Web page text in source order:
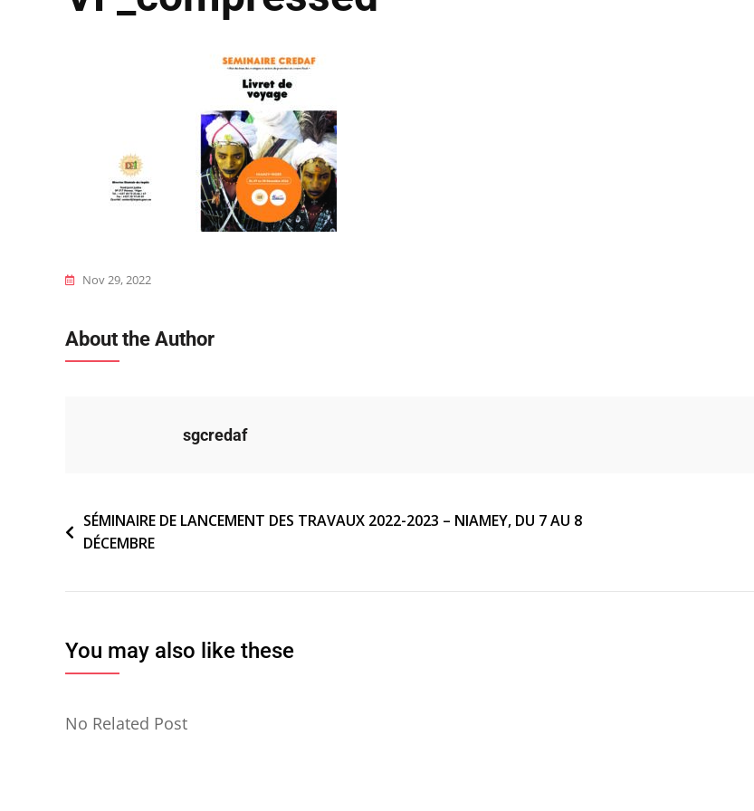
Nov 29, 2022
About the Author
sgcredaf
Navigation
de
SÉMINAIRE DE LANCEMENT DES TRAVAUX 2022-2023 – NIAMEY, DU 7 AU 8
DÉCEMBRE
You may also like these
No Related Post